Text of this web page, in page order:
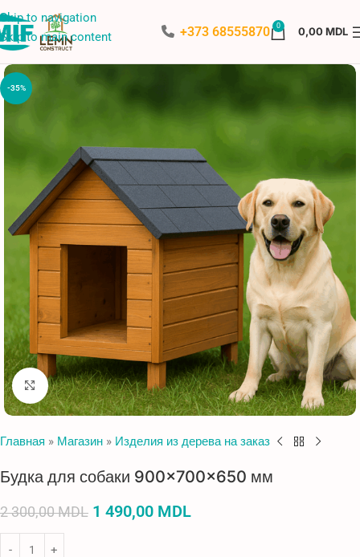
Skip to navigation
Skip to main content
+373 68555870 0 0,00MDL
-35%
Нажмите, чтобы увеличить
Главная » Магазин » Изделия из дерева на заказ
Будка для собаки 900×700×650 мм
2 300,00MDL 1 490,00 MDL